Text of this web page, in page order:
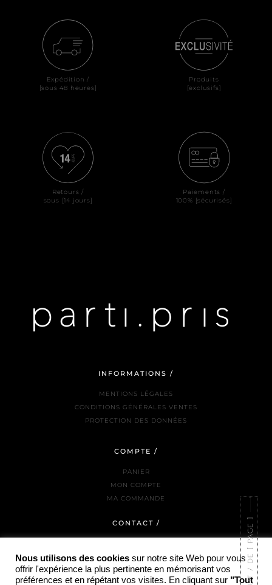
Expédition /
[sous 48 heures]
Produits
[exclusifs]
Retours /
sous [14 jours]
Paiements /
100% [sécurisés]
INFORMATIONS /
MENTIONS LÉGALES
CONDITIONS GÉNÉRALES VENTES
PROTECTION DES DONNÉES
COMPTE /
PANIER
MON COMPTE
MA COMMANDE
CONTACT /
LA BOUTIQUE
INSTAGRAM
Nous utilisons des cookies sur notre site Web pour vous
offrir l'expérience la plus pertinente en mémorisant vos
préférences et en répétant vos visites. En cliquant sur "Tout